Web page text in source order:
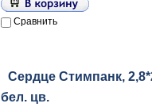
Сравнить
Сердце Стимпанк,
бел. цв.